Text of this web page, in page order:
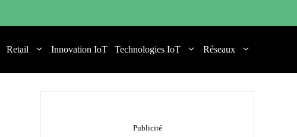
Retail Innovation IoT Technologies IoT Réseaux